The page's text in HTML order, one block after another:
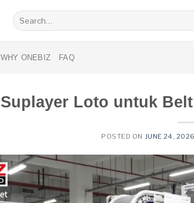
Search
for:
WHY ONEBIZ FAQ
Suplayer Loto untuk
POSTED ON JUNE 24, 2026